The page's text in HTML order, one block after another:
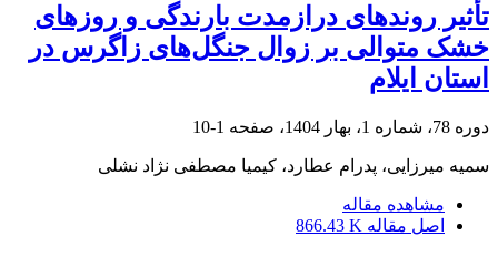
تأثیر روندهای درازمدت بارندگی و روزهای
خشک متوالی بر زوال جنگل‌های زاگرس در
استان ایلام
دوره 78، شماره 1، بهار 1404، صفحه 1-10
سمیه میرزایی، پدرام عطارد، کیمیا مصطفی نژاد نشلی
مشاهده مقاله
اصل مقاله 866.43 K